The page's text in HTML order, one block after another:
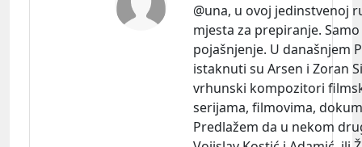
@una, u ovoj jedinstvenoj
mjesta za prepiranje.
pojašnjenje. U današnjem
istaknuti su Arsen i Zoran
vrhunski kompozitori
serijama, filmovima,
Predlažem da u nekom